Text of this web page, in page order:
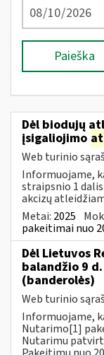
Paieška
Dėl biodujų
įsigaliojimo
Web turinio
Informuojame,
straipsnio 1
akcizų
Metai: 2025
pakeitimai nuo
Dėl Lietuvos
balandžio 9
(banderolės)
Web turinio
Informuojame,
Nutarimo[1]
Nutarimu